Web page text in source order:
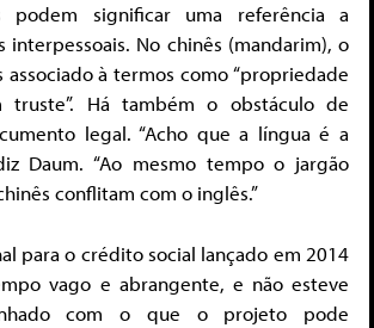
podem significar uma referência a
interpessoais. No chinês (mandarim), o
à termos como “propriedade
Há também o obstáculo de
legal. “Acho que a língua é a
Daum. “Ao mesmo tempo o jargão
conflitam com o inglês.”
para o crédito social lançado em 2014
vago e abrangente, e não esteve
com o que o projeto pode